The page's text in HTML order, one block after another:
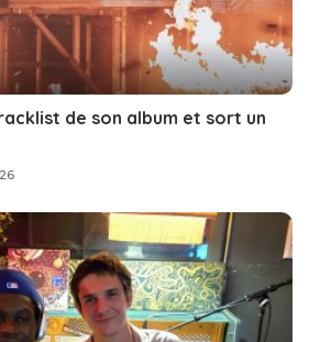
de son album et sort un